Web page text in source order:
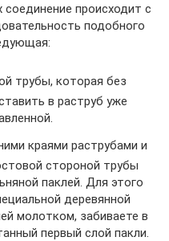
соединение происходит с
подобного
трубы, которая без
в раструб уже
краями раструбами и
стороной трубы
паклей. Для этого
деревянной
молотком, забиваете в
первый слой пакли.